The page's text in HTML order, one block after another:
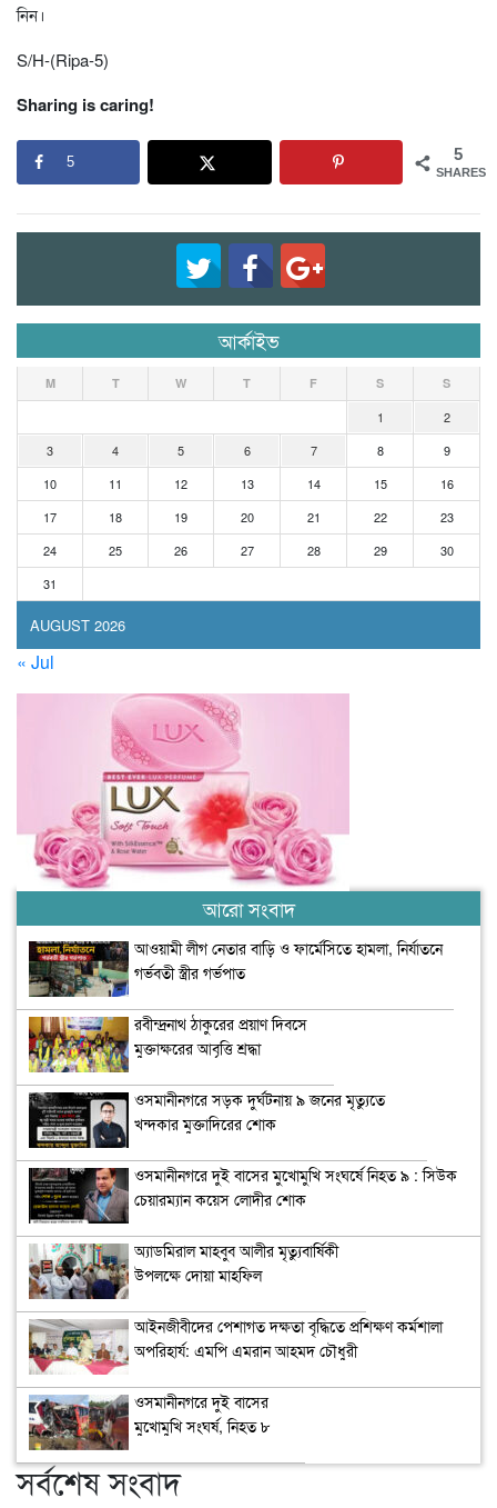
নিন।
S/H-(Ripa-5)
Sharing is caring!
5
SHARES
5
আর্কাইভ
AUGUST 2026
M T W T F S S
1
2
3
4 5 6 7 8
9
10
11 12 13 14 15
16
17
18 19 20 21 22
23
24
25 26 27 28 29
30
31
« Jul
আরো সংবাদ
আওয়ামী লীগ নেতার বাড়ি ও ফার্মেসিতে হামলা, নির্যাতনে
গর্ভবতী স্ত্রীর গর্ভপাত
রবীন্দ্রনাথ ঠাকুরের প্রয়াণ দিবসে
মুক্তাক্ষরের আবৃত্তি শ্রদ্ধা
ওসমানীনগরে সড়ক দুর্ঘটনায় ৯ জনের মৃত্যুতে
খন্দকার মুক্তাদিরের শোক
ওসমানীনগরে দুই বাসের মুখোমুখি সংঘর্ষে নিহত ৯ : সিউক
চেয়ারম্যান কয়েস লোদীর শোক
অ্যাডমিরাল মাহবুব আলীর মৃত্যুবার্ষিকী
উপলক্ষে দোয়া মাহফিল
‎আইনজীবীদের পেশাগত দক্ষতা বৃদ্ধিতে প্রশিক্ষণ কর্মশালা
অপরিহার্য: এমপি এমরান আহমদ চৌধুরী
ওসমানীনগরে দুই বাসের
মুখোমুখি সংঘর্ষ, নিহত ৮
সর্বশেষ সংবাদ